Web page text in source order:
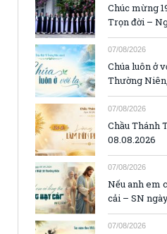
07/08/2026
Chúc mừng
Trọn đời –
07/08/2026
Chúa luôn ở
Thường Niên,
07/08/2026
Chầu Thánh
08.08.2026
07/08/2026
Nếu anh em
cải – SN